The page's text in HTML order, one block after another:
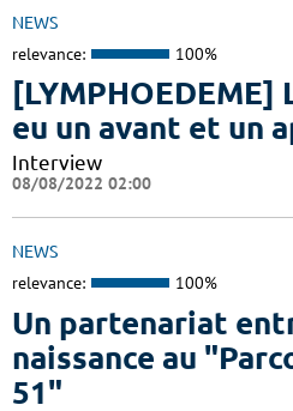
NEWS
relevance: 100%
[LYMPHOEDEME]
eu un avant et un
Interview
08/08/2022 02:00
NEWS
relevance: 100%
Un partenariat
naissance au
51"